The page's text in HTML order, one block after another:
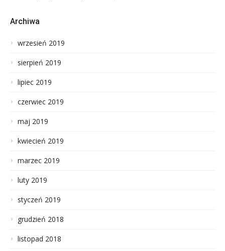
Archiwa
wrzesień 2019
sierpień 2019
lipiec 2019
czerwiec 2019
maj 2019
kwiecień 2019
marzec 2019
luty 2019
styczeń 2019
grudzień 2018
listopad 2018